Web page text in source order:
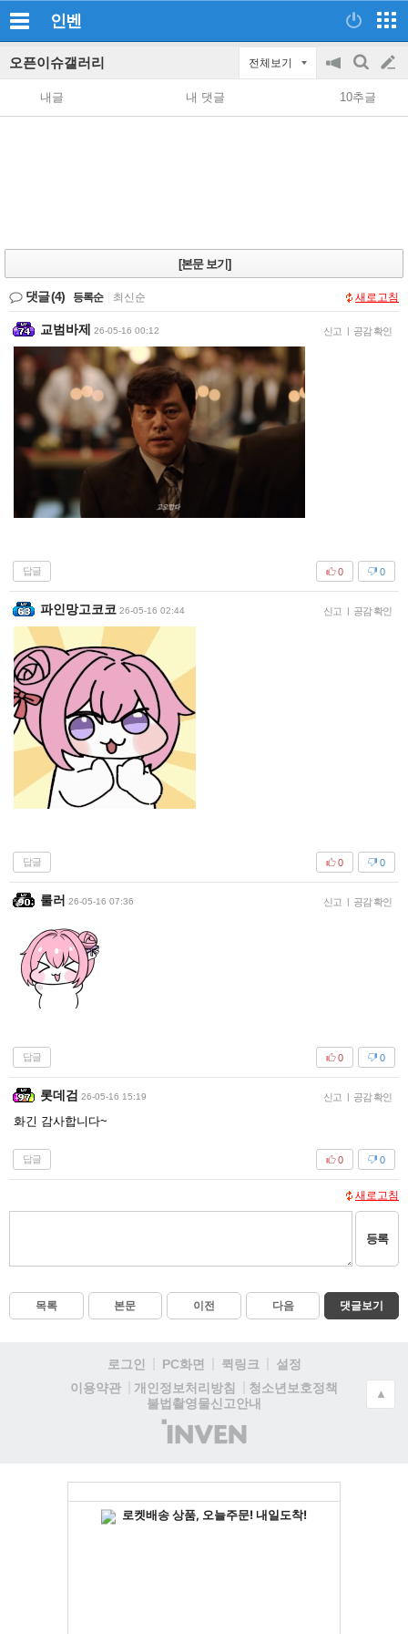
인벤
오픈이슈갤러리 전체보기
공
지
on/off
검
색
글
쓰
내글 내 댓글 10추글
[본문 보기]
댓글(4) 등록순 최신순 새로고침
교범바제 26-05-16 00:12 신고 | 공감 확인
답글 0
0
파인망고코코 26-05-16 02:44 신고 공감 확인
답글 0
0
룰러 26-05-16 07:36 신고 공감 확인
답글 0
0
롯데검 26-05-16 15:19 신고 공감 확인
화긴 감사합니다~
답글 0
0
새로고침
등록
목록 본문 이전 다음 댓글보기
로그인 PC화면 퀵링크
설정
이용약관
개인정보처리방침
청소년보호정책
불법촬영물신고안내
(주)
인
▲